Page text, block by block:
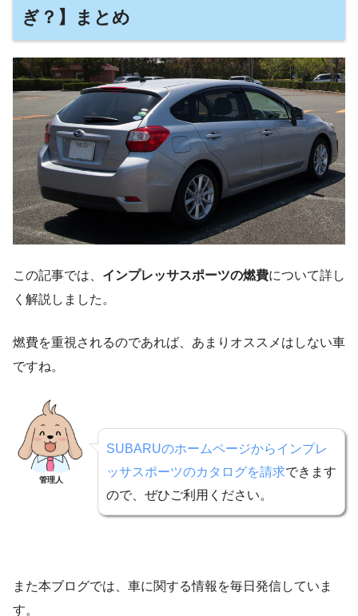
ぎ？】まとめ
この記事では、 インプレッサスポーツの燃費について詳し
く解説しました。
燃費を重視されるのであれば、あまりオススメはしない車
ですね。
管理人
SUBARUのホームページからインプレ
ッサスポーツのカタログを請求できます
ので、ぜひご利用ください。
また本ブログでは、車に関する情報を毎日発信していま
す。